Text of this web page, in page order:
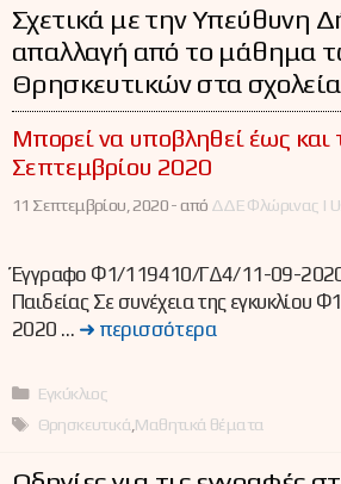
Σχετικά με την Υπεύθυνη
απαλλαγή από το μάθημα
Θρησκευτικών στα σχολεία
Μπορεί να υποβληθεί έως και
Σεπτεμβρίου 2020
11 Σεπτεμβρίου, 2020 -από ΔΔΕ Φλώρινας |
Έγγραφο Φ1/119410/ΓΔ4/11-09-2020
Παιδείας Σε συνέχεια της
2020 … ➜ περισσότερα
Κατηγορίες
Εγκύκλιος
Ετικέτες
Θρησκευτικά Μαθητικά θέματα